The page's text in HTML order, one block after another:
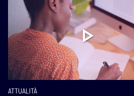
ATTUALITÀ